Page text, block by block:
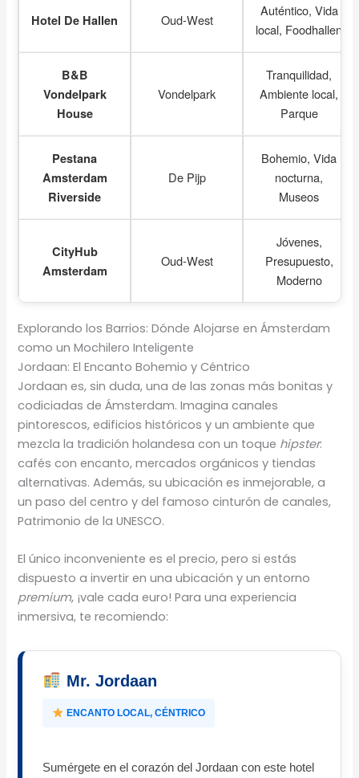
Hotel De Hallen Oud-West
Auténtico, Vida
local, Foodhallen
B&B
Vondelpark
House
Vondelpark
Tranquilidad,
Ambiente local,
Parque
Pestana
Amsterdam
Riverside
De Pijp
Bohemio, Vida
nocturna,
Museos
CityHub
Amsterdam
Oud-West
Jóvenes,
Presupuesto,
Moderno
Explorando los Barrios: Dónde Alojarse en Ámsterdam
como un Mochilero Inteligente
Jordaan: El Encanto Bohemio y Céntrico
Jordaan es, sin duda, una de las zonas más bonitas y
codiciadas de Ámsterdam. Imagina canales
pintorescos, edificios históricos y un ambiente que
mezcla la tradición holandesa con un toque hipster:
cafés con encanto, mercados orgánicos y tiendas
alternativas. Además, su ubicación es inmejorable, a
un paso del centro y del famoso cinturón de canales,
Patrimonio de la UNESCO.
El único inconveniente es el precio, pero si estás
dispuesto a invertir en una ubicación y un entorno
premium, ¡vale cada euro! Para una experiencia
inmersiva, te recomiendo:
Mr. Jordaan
ENCANTO LOCAL, CÉNTRICO
Sumérgete en el corazón del Jordaan con este hotel